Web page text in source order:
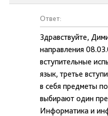
Ответ:
Здравствуйте,
направления
вступительные
язык, третье
в себя предметы
выбирают один
Информатика и